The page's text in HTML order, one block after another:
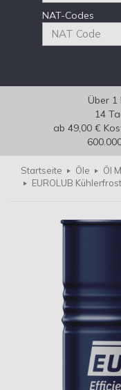
NAT-Codes
Über 1
14
ab 49,00 €
Startseite Öle Öl
EUROLUB